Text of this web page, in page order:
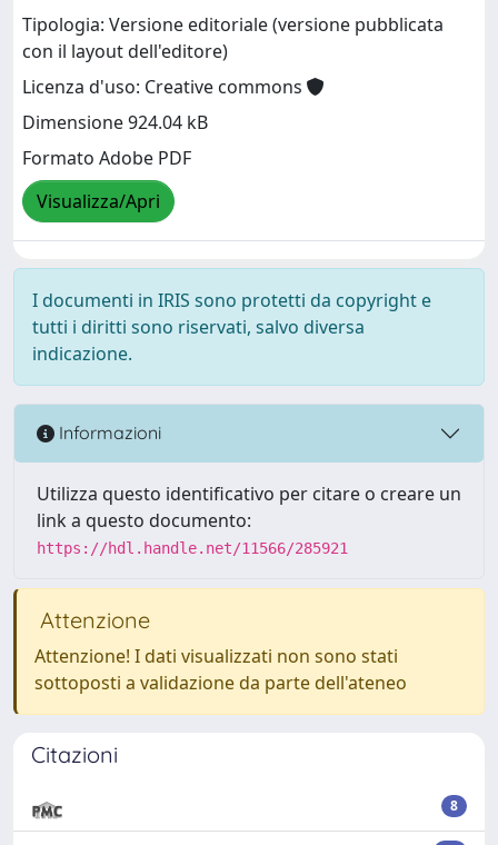
Tipologia: Versione editoriale (versione pubblicata
con il layout dell'editore)
Licenza d'uso: Creative commons
Dimensione 924.04 kB
Formato Adobe PDF
Visualizza/Apri
I documenti in IRIS sono protetti da copyright e
tutti i diritti sono riservati, salvo diversa
indicazione.
Informazioni
Utilizza questo identificativo per citare o creare un
link a questo documento:
https://hdl.handle.net/11566/285921
Attenzione
Attenzione! I dati visualizzati non sono stati
sottoposti a validazione da parte dell'ateneo
Citazioni
8